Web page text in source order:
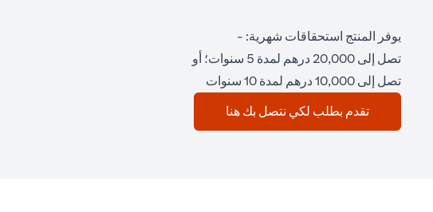
يوفر المنتج استحقاقات شهرية: -
تصل إلى 20,000 درهم لمدة 5 سنوات؛ أو
تصل إلى 10,000 درهم لمدة 10 سنوات
تقدم بطلب لكي نتصل بك هنا